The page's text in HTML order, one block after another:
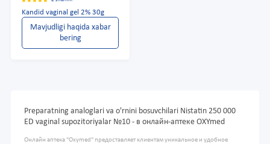
Kandid vaginal gel 2% 30g
Mavjudligi haqida xabar
bering
Preparatning analoglari va o'rnini bosuvchilari Nistatin 250 000
ED vaginal supozitoriyalar №10 - в онлайн-аптеке OXYmed
Онлайн аптека "Oxymed" предоставляет клиентам уникальное и удобное